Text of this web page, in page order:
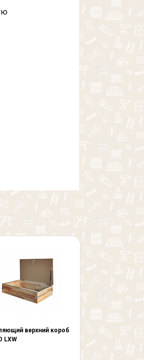
верхний короб
LXW